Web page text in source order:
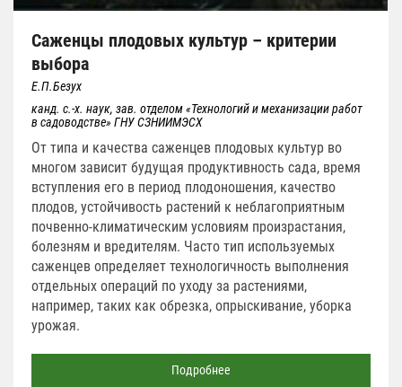
Саженцы плодовых культур – критерии
выбора
Е.П.Безух
канд. с.-х. наук, зав. отделом «Технологий и механизации работ
в садоводстве» ГНУ СЗНИИМЭСХ
От типа и качества саженцев плодовых культур во
многом зависит будущая продуктивность сада, время
вступления его в период плодоношения, качество
плодов, устойчивость растений к неблагоприятным
почвенно-климатическим условиям произрастания,
болезням и вредителям. Часто тип используемых
саженцев определяет технологичность выполнения
отдельных операций по уходу за растениями,
например, таких как обрезка, опрыскивание, уборка
урожая.
Подробнее